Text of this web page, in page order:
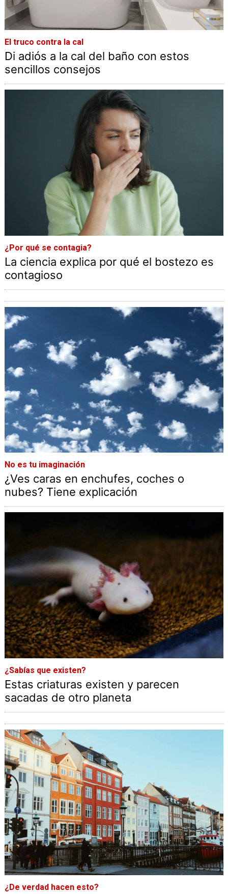
El truco contra la cal
Di adiós a la cal del baño con estos
sencillos consejos
¿Por qué se contagia?
La ciencia explica por qué el bostezo es
contagioso
No es tu imaginación
¿Ves caras en enchufes, coches o
nubes? Tiene explicación
¿Sabías que existen?
Estas criaturas existen y parecen
sacadas de otro planeta
¿De verdad hacen esto?